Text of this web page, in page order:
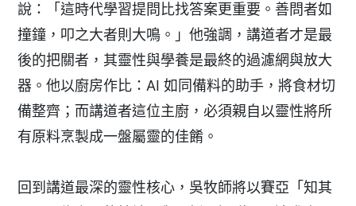
說：「這時代學習提問比找答案更重要。善問者如
撞鐘，叩之大者則大鳴。」他強調，講道者才是最
後的把關者，其靈性與學養是最終的過濾網與放大
器。他以廚房作比：AI 如同備料的助手，將食材切
備整齊；而講道者這位主廚，必須親自以靈性將所
有原料烹製成一盤屬靈的佳餚。
回到講道最深的靈性核心，吳牧師將以賽亞「知其